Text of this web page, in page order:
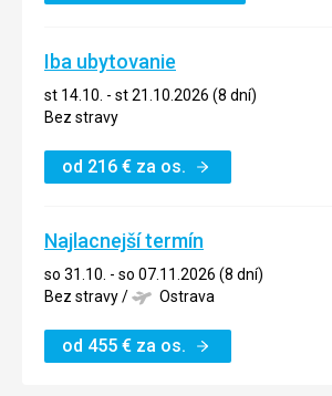
Iba ubytovanie
st 14.10. - st 21.10.2026 (8 dní)
Bez stravy
od 216 € za os.
Najlacnejší termín
so 31.10. - so 07.11.2026 (8 dní)
Bez stravy/ Ostrava
od 455 € za os.